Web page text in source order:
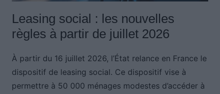
Leasing social : les nouvelles
règles à partir de juillet 2026
À partir du 16 juillet 2026, l’État relance en France le
dispositif de leasing social. Ce dispositif vise à
permettre à 50 000 ménages modestes d’accéder à